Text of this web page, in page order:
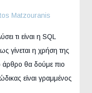
Matzouranis
τι είναι η SQL
γίνεται η χρήση της
άρθρο θα δούμε πιο
είναι γραμμένος